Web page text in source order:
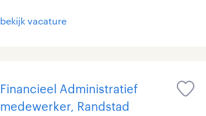
bekijk vacature
Financieel Administratief
medewerker, Randstad